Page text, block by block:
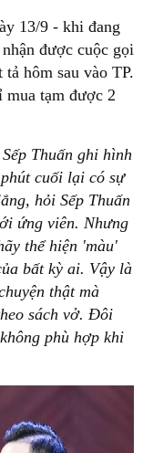
13/9 - khi đang
được cuộc gọi
hôm sau vào TP.
tạm được 2
Thuấn ghi hình
cuối lại có sự
hỏi Sếp Thuấn
ứng viên. Nhưng
thể hiện 'màu'
bất kỳ ai. Vậy là
thật mà
sách vở. Đôi
phù hợp khi